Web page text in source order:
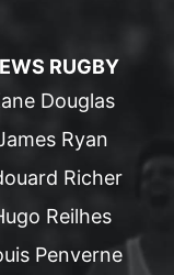
RUGBY
Douglas
Ryan
Richer
Reilhes
Penverne